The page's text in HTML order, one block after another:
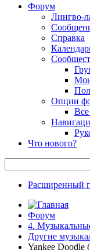
Форум
Лингво-
Справка
Опции
Что нового?
Расширенный
Форум
4.
Другие
Yankee Doodle